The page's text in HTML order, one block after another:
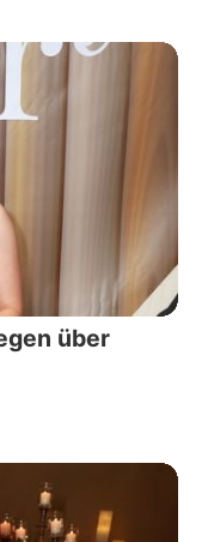
über